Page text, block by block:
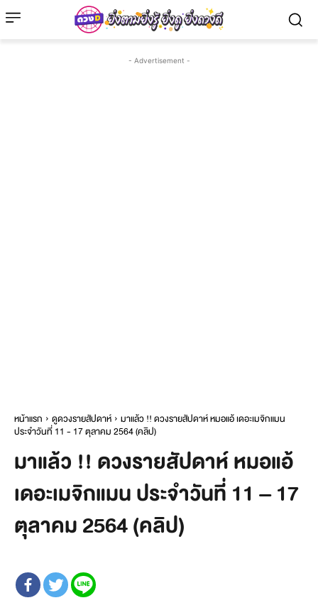
- Advertisement -
หน้าแรก ดูดวงรายสัปดาห์ มาแล้ว !! ดวงรายสัปดาห์ หมอแอ้ เดอะเมจิกแมน
ประจำวันที่ 11 - 17 ตุลาคม 2564 (คลิป)
มาแล้ว !! ดวงรายสัปดาห์ หมอแอ้
เดอะเมจิกแมน ประจำวันที่ 11 – 17
ตุลาคม 2564 (คลิป)